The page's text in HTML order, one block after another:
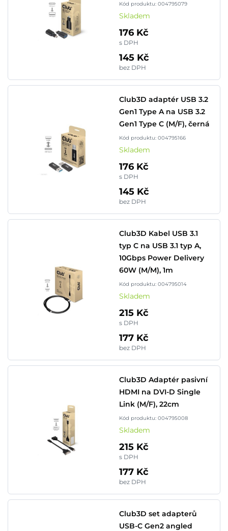
Kód produktu: 004795079
Skladem
176 Kč
s DPH
145 Kč
bez DPH
Club3D adaptér USB 3.2
Gen1 Type A na USB 3.2
Gen1 Type C (M/F), černá
Kód produktu: 004795166
Skladem
176 Kč
s DPH
145 Kč
bez DPH
Club3D Kabel USB 3.1
typ C na USB 3.1 typ A,
10Gbps Power Delivery
60W (M/M), 1m
Kód produktu: 004795014
Skladem
215 Kč
s DPH
177 Kč
bez DPH
Club3D Adaptér pasivní
HDMI na DVI-D Single
Link (M/F), 22cm
Kód produktu: 004795008
Skladem
215 Kč
s DPH
177 Kč
bez DPH
Club3D set adapterů
USB-C Gen2 angled